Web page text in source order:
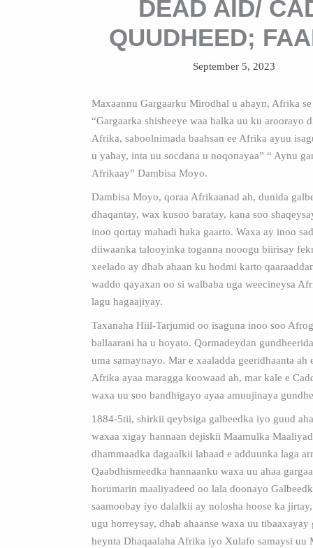
DEAD AID/
QUUDHEED;
September 5, 2023
Maxaannu Gargaarku Mirodhal u ahayn, Afrika
“Gargaarka shisheeye waa halka uu ku aroorayo
Afrika, saboolnimada baahsan ee Afrika ayuu
u yahay, inta uu socdana u noqonayaa” “ Aynu
Afrikaay” Dambisa Moyo.
Dambisa Moyo, qoraa Afrikaanad ah, dunida
dhaqantay, wax kusoo baratay, kana soo
inoo qortay mahadi haka gaarto. Waxa ay inoo
diiwaanka talooyinka toganna nooogu biirisay
xeelado ay dhab ahaan ku hodmi karto
waddo qayaxan oo si walbaba uga weecineysa
lagu hagaajiyay.
Taxanaha Hiil-Tarjumid oo isaguna inoo soo
ballaarani ha u hoyato. Qormadeydan
uma samaynayo. Mar e xaaladda geeridhaanta ah
Afrika ayaa maragga koowaad ah, mar kale e
waxa uu soo bandhigayo ayaa amuujinaya
1884-5tii, shirkii qeybsiga galbeedka iyo guud
waxaa xigay hannaan dejiskii Maamulka
dhammaadka dagaalkii labaad e adduunka laga
Qaabdhismeedka hannaanku waxa uu ahaa
horumarin maaliyadeed oo lala doonayo
saamoobay iyo dalalkii ay nolosha hoose ka
ugu horreysay, dhab ahaanse waxa uu tibaaxayay
heynta Dhaqaalaha Afrika iyo Xulafo samaysi uu